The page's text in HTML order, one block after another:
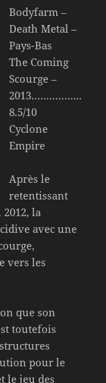
Bodyfarm –
Death Metal –
Pays-Bas
The Coming
Scourge –
2013……………..
8.5/10
Cyclone
Empire
Après le
retentissant
la
avec une
vers les
que son
toutefois
pour le
le jeu des